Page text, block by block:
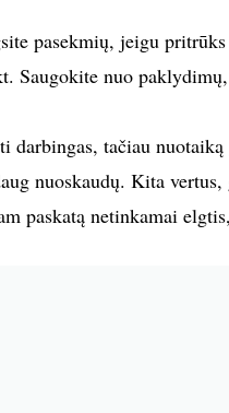
pasekmių, jeigu
Saugokite nuo
tačiau
nuoskaudų. Kita
paskatą netinkamai